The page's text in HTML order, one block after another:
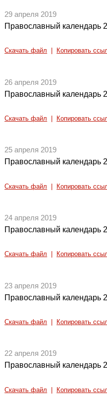
29 апреля 2019
Православный календарь
Скачать файл Копировать
26 апреля 2019
Православный календарь
Скачать файл Копировать
25 апреля 2019
Православный календарь
Скачать файл Копировать
24 апреля 2019
Православный календарь
Скачать файл Копировать
23 апреля 2019
Православный календарь
Скачать файл Копировать
22 апреля 2019
Православный календарь
Скачать файл Копировать